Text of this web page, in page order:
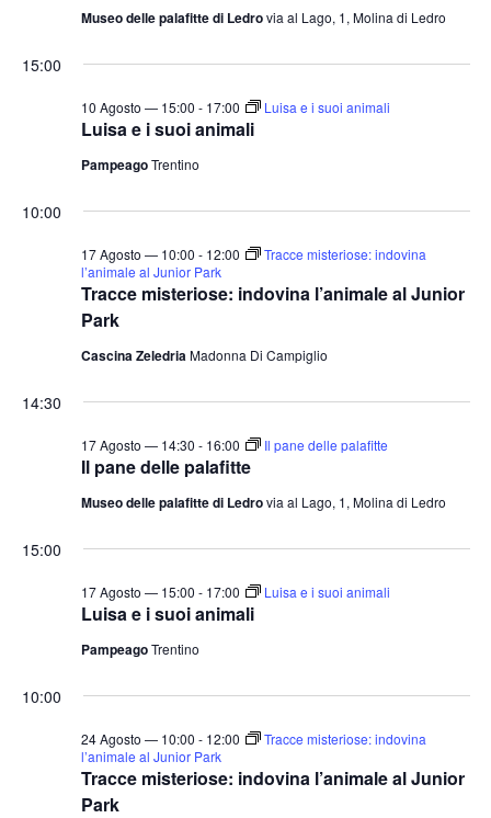
Museo delle palafitte di Ledrovia al Lago, 1, Molina di Ledro
15:00
Luisa e i suoi animali
10 Agosto — 15:00 - 17:00 Luisa e i suoi animali
PampeagoTrentino
10:00
Tracce misteriose: indovina l’animale al Junior
Park
17 Agosto — 10:00 - 12:00
Tracce misteriose: indovina
l’animale al Junior Park
Cascina ZeledriaMadonna Di Campiglio
14:30
Il pane delle palafitte
17 Agosto — 14:30 - 16:00 Il pane delle palafitte
Museo delle palafitte di Ledrovia al Lago, 1, Molina di Ledro
15:00
Luisa e i suoi animali
17 Agosto — 15:00 - 17:00 Luisa e i suoi animali
PampeagoTrentino
10:00
Tracce misteriose: indovina l’animale al Junior
Park
24 Agosto — 10:00 - 12:00
Tracce misteriose: indovina
l’animale al Junior Park